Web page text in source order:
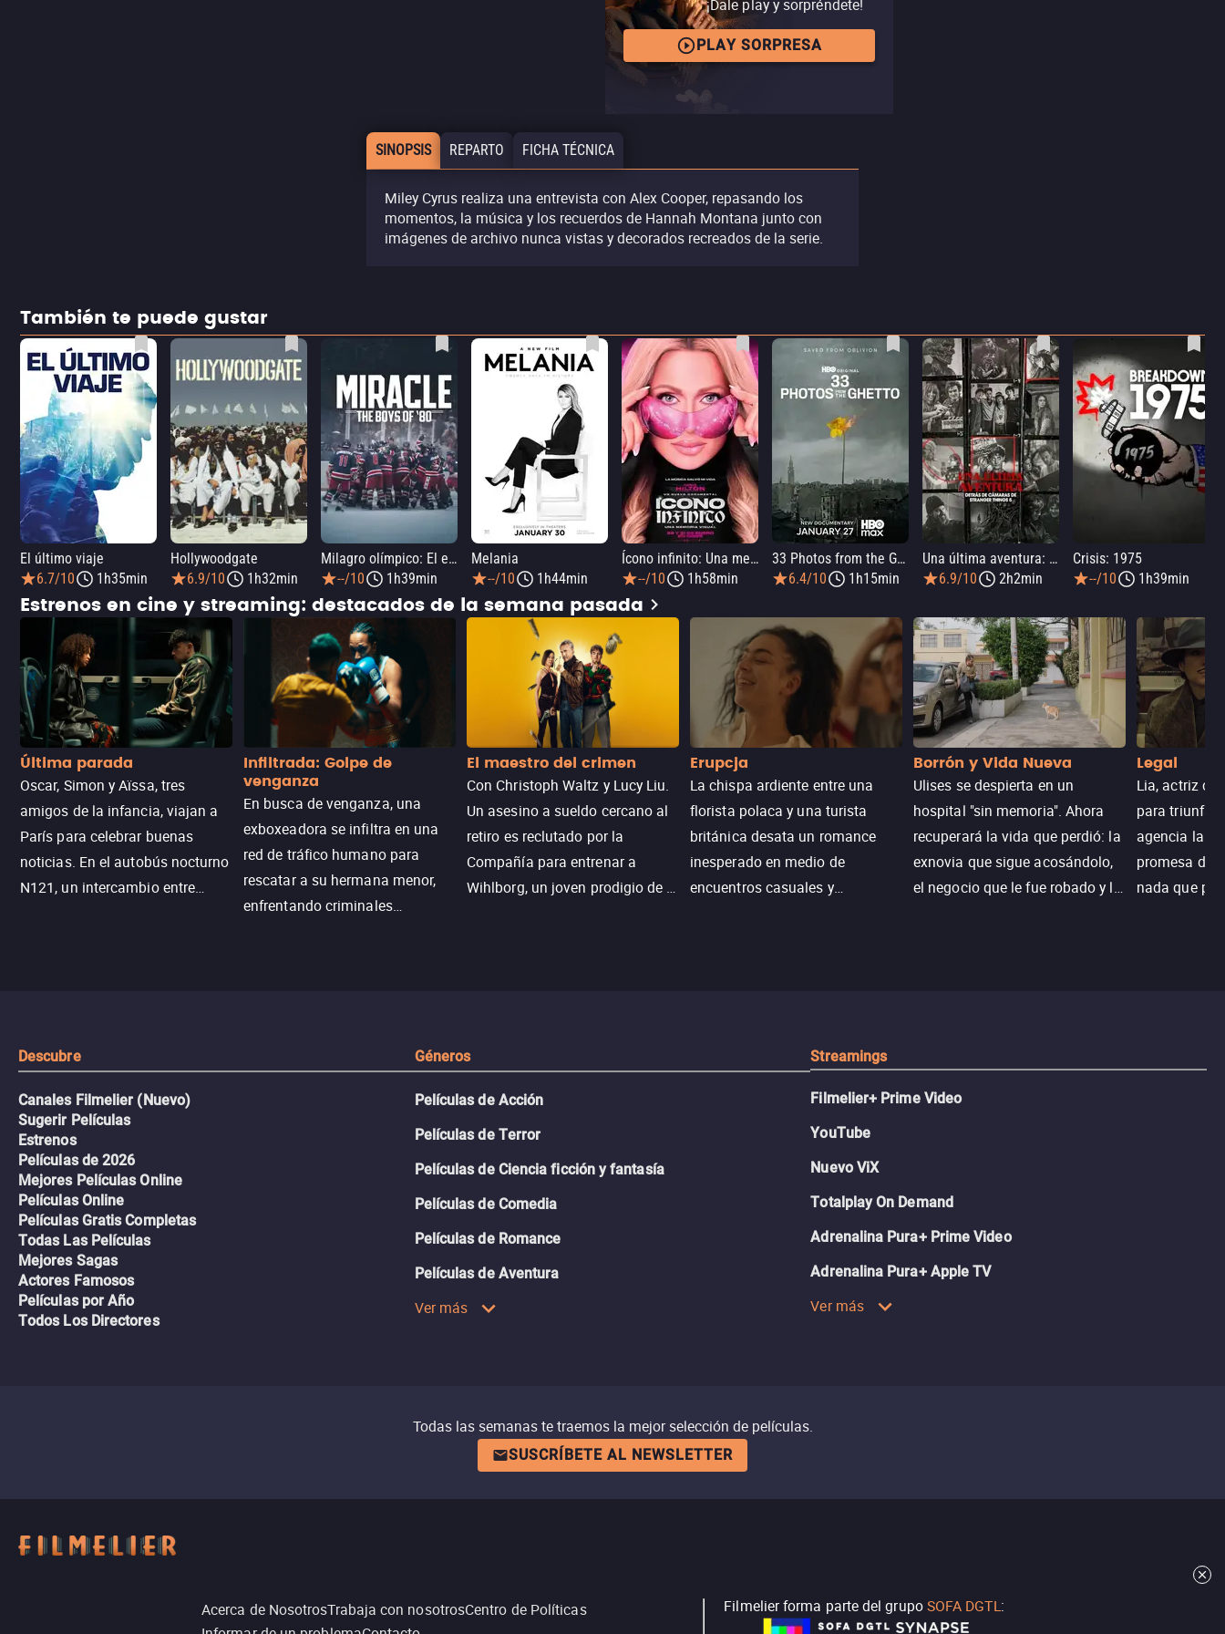
¡Dale play y sorpréndete!
PLAY SORPRESA
SINOPSIS REPARTO FICHA TÉCNICA
Miley Cyrus realiza una entrevista con Alex Cooper, repasando los
momentos, la música y los recuerdos de Hannah Montana junto con
imágenes de archivo nunca vistas y decorados recreados de la serie.
También te puede gustar
El último viaje
6.7/10
1h35min
Hollywoodgate
6.9/10
1h32min
Milagro olímpico: El equipo de hockey sobre hielo de 1980
--/10
1h39min
Melania
--/10
1h44min
Ícono infinito: Una memoria visual
--/10
1h58min
33 Photos from the Ghetto
6.4/10
1h15min
Una última aventura: Detrás de cámaras de Stranger Things 5
6.9/10
2h2min
Crisis: 1975
--/10
1h39min
Estrenos en cine y streaming: destacados de la semana pasada
Última parada
Oscar, Simon y Aïssa, tres
amigos de la infancia, viajan a
París para celebrar buenas
noticias. En el autobús nocturno
N121, un intercambio entre
Infiltrada: Golpe de
venganza
En busca de venganza, una
exboxeadora se infiltra en una
red de tráfico humano para
rescatar a su hermana menor,
enfrentando criminales
El maestro del crimen
Con Christoph Waltz y Lucy Liu.
Un asesino a sueldo cercano al
retiro es reclutado por la
Compañía para entrenar a
Wihlborg, un joven prodigio de la
Erupcja
La chispa ardiente entre una
florista polaca y una turista
británica desata un romance
inesperado en medio de
encuentros casuales y
Borrón y Vida Nueva
Ulises se despierta en un
hospital "sin memoria". Ahora
recuperará la vida que perdió: la
exnovia que sigue acosándolo,
el negocio que le fue robado y la
Legal
Lia, actriz
para triunfar
agencia la
promesa de
nada que
Descubre
Canales Filmelier (Nuevo)
Sugerir Películas
Estrenos
Películas de 2026
Mejores Películas Online
Películas Online
Películas Gratis Completas
Todas Las Películas
Mejores Sagas
Actores Famosos
Películas por Año
Todos Los Directores
Géneros
Películas de Acción
Películas de Terror
Películas de Ciencia ficción y fantasía
Películas de Comedia
Películas de Romance
Películas de Aventura
Ver más
Streamings
Filmelier+ Prime Video
YouTube
Nuevo ViX
Totalplay On Demand
Adrenalina Pura+ Prime Video
Adrenalina Pura+ Apple TV
Ver más
Todas las semanas te traemos la mejor selección de películas.
SUSCRÍBETE AL NEWSLETTER
Acerca de NosotrosTrabaja con nosotrosCentro de Políticas
Filmelier forma parte del grupoSOFA DGTL: